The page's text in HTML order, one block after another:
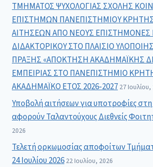
ΤΜΗΜΑΤΟΣ ΨΥΧΟΛΟΓΙΑΣ ΣΧΟΛΗΣ
ΕΠΙΣΤΗΜΩΝ ΠΑΝΕΠΙΣΤΗΜΙΟΥ
ΑΙΤΗΣΕΩΝ ΑΠΟ ΝΕΟΥΣ ΕΠΙΣΤΗΜΟΝΕΣ
ΔΙΔΑΚΤΟΡΙΚΟΥ ΣΤΟ ΠΛΑΙΣΙΟ
ΠΡΑΞΗΣ «ΑΠΟΚΤΗΣΗ ΑΚΑΔΗΜΑΪΚΗΣ
ΕΜΠΕΙΡΙΑΣ ΣΤΟ ΠΑΝΕΠΙΣΤΗΜΙΟ
ΑΚΑΔΗΜΑΪΚΟ ΕΤΟΣ 2026-2027 27
Υποβολή αιτήσεων για υποτροφίες
αφορούν Ταλαντούχους Διεθνείς
2026
Τελετή ορκωμοσίας αποφοίτων
24 Ιουλίου 2026 22 Ιουλίου, 2026